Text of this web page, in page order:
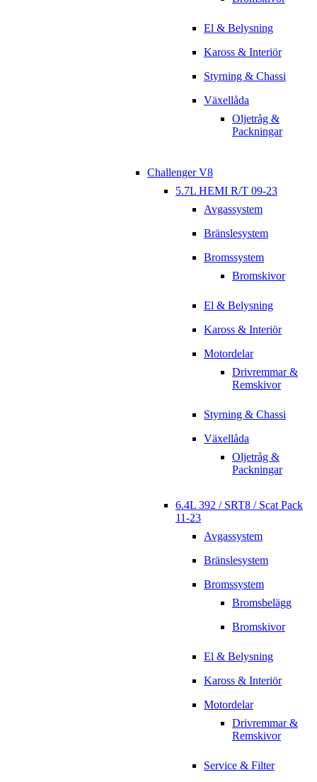
El & Belysning
Kaross & Interiör
Styrning & Chassi
Växellåda
Oljetråg &
Packningar
Challenger V8
5.7L HEMI R/T 09-23
Avgassystem
Bränslesystem
Bromssystem
Bromskivor
El & Belysning
Kaross & Interiör
Motordelar
Drivremmar &
Remskivor
Styrning & Chassi
Växellåda
Oljetråg &
Packningar
6.4L 392 / SRT8 / Scat Pack
11-23
Avgassystem
Bränslesystem
Bromssystem
Bromsbelägg
Bromskivor
El & Belysning
Kaross & Interiör
Motordelar
Drivremmar &
Remskivor
Service & Filter